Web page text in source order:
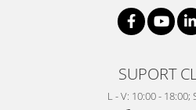
SUPORT
L - V: 10:00 - 18:00;